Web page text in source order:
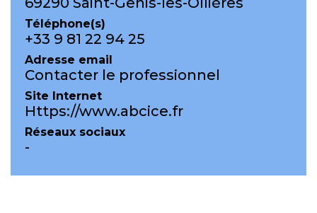
Téléphone(s)
+33 9 81 22 94 25
Adresse email
Contacter le professionnel
Site Internet
Https://www.abcice.fr
Réseaux sociaux
-